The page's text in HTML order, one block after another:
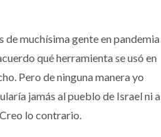
de muchísima gente en pandemia
qué herramienta se usó en
Pero de ninguna manera yo
jamás al pueblo de Israel ni a
lo contrario.